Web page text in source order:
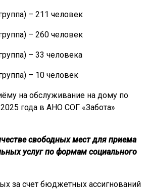
– 211 человек
– 260 человек
– 33 человека
– 10 человек
на обслуживание на дому по
года в АНО СОГ «Забота»
свободных мест для приема
услуг по формам социального
за счет бюджетных ассигнований